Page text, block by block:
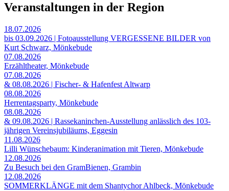
Veranstaltungen in der Region
18.07.2026
bis 03.09.2026 | Fotoausstellung VERGESSENE BILDER von
Kurt Schwarz, Mönkebude
07.08.2026
Erzähltheater, Mönkebude
07.08.2026
& 08.08.2026 | Fischer- & Hafenfest Altwarp
08.08.2026
Herrentagsparty, Mönkebude
08.08.2026
& 09.08.2026 | Rassekaninchen-Ausstellung anlässlich des 103-
jährigen Vereinsjubiläums, Eggesin
11.08.2026
Lilli Wünschebaum: Kinderanimation mit Tieren, Mönkebude
12.08.2026
Zu Besuch bei den GramBienen, Grambin
12.08.2026
SOMMERKLÄNGE mit dem Shantychor Ahlbeck, Mönkebude